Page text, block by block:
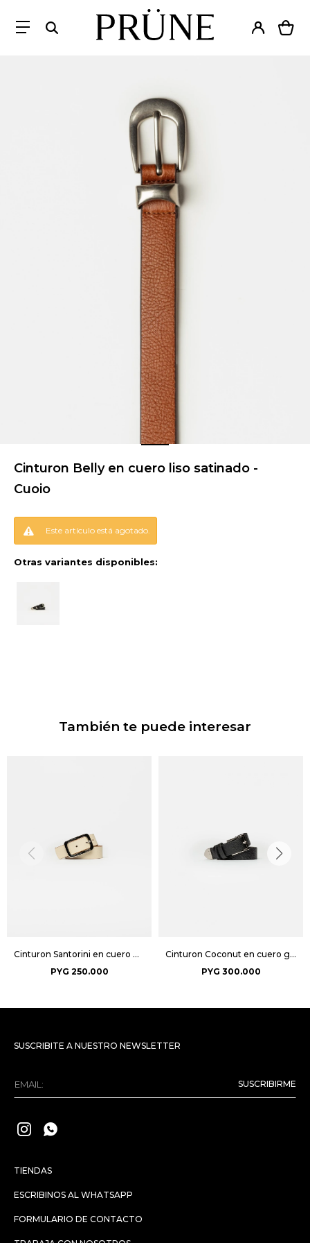
Cinturon Belly en cuero liso satinado -
Cuoio
Este artículo está agotado.
Otras variantes disponibles:
También te puede interesar
Cinturon Santorini en cuero graneado - Cotton
PYG 250.000
Cinturon Coconut en cuero graneado - Negro
PYG 300.000
TIENDAS
ESCRIBINOS AL WHATSAPP
FORMULARIO DE CONTACTO
SUSCRIBITE A NUESTRO NEWSLETTER
SUSCRIBIRME
 